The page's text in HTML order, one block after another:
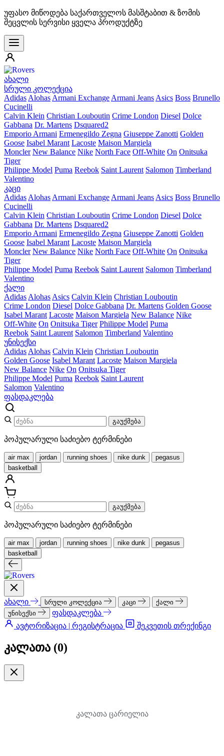
უფასო მიწოდება საქართველოს მასშტაბით & ზომის
შეცვლის სერვისი ყველა პროდუქტზე
ახალი
სრული კოლექცია
Adidas Alohas Armani Exchange Armani Jeans Asics Boss Brunello
Cucinelli
Calvin Klein Christian Louboutin Crime London Diesel Dolce
Gabbana Dr. Martens Dsquared2
Emporio Armani Ermenegildo Zegna Giuseppe Zanotti Golden
Goose Isabel Marant Lacoste Maison Margiela
Moncler New Balance Nike North Face Off-White On Onitsuka
Tiger
Philippe Model Puma Reebok Saint Laurent Salomon Timberland
Valentino
კაცი
Adidas Alohas Armani Exchange Armani Jeans Asics Boss Brunello
Cucinelli
Calvin Klein Christian Louboutin Crime London Diesel Dolce
Gabbana Dr. Martens Dsquared2
Emporio Armani Ermenegildo Zegna Giuseppe Zanotti Golden
Goose Isabel Marant Lacoste Maison Margiela
Moncler New Balance Nike North Face Off-White On Onitsuka
Tiger
Philippe Model Puma Reebok Saint Laurent Salomon Timberland
Valentino
ქალი
Adidas Alohas Asics Calvin Klein Christian Louboutin
Crime London Diesel Dolce Gabbana Dr. Martens Golden Goose
Isabel Marant Lacoste Maison Margiela New Balance Nike
Off-White On Onitsuka Tiger Philippe Model Puma
Reebok Saint Laurent Salomon Timberland Valentino
უნისექსი
Adidas Alohas Calvin Klein Christian Louboutin
Golden Goose Isabel Marant Lacoste Maison Margiela
New Balance Nike On Onitsuka Tiger
Philippe Model Puma Reebok Saint Laurent
Salomon Valentino
ფასდაკლება
გაუქმება
პოპულარული საძიებო ტერმინები
air max jordan running shoes nike dunk
pegasus
basketball
გაუქმება
პოპულარული საძიებო ტერმინები
air max jordan running shoes nike dunk
pegasus
basketball
ახალი სრული კოლექცია კაცი
ქალი
უნისექსი
ფასდაკლება
ავტორიზაცია | რეგისტრაცია
შეკვეთის თრექინგი
კალათა (0)
კალათა ცარიელია